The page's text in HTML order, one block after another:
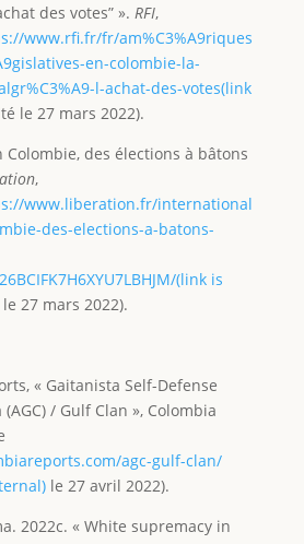
des votes” ». RFI,
www.rfi.fr/fr/am%C3%A9riques
en-colombie-la-
l-achat-des-votes(link
le 27 mars 2022).
Colombie, des élections à bâtons
,
www.liberation.fr/international
des-elections-a-batons-
(link is
27 mars 2022).
« Gaitanista Self-Defense
/ Gulf Clan », Colombia
agc-gulf-clan/
le 27 avril 2022).
2022c. « White supremacy in